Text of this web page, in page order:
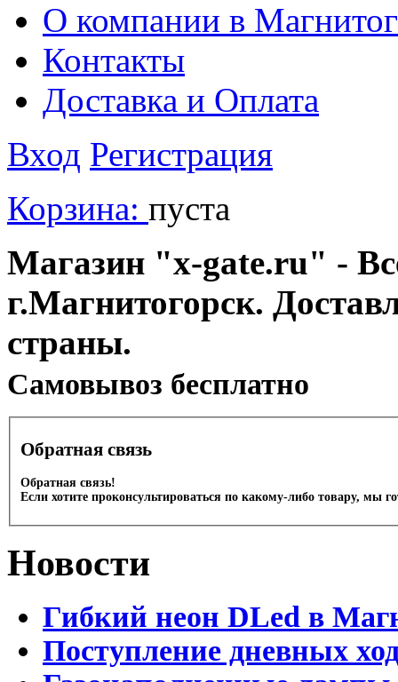
О компании в
Контакты
Доставка и Оплата
Вход Регистрация
Корзина: пуста
Магазин "x-gate.ru" -
г.Магнитогорск.
страны.
Cамовывоз бесплатно
Обратная связь
Обратная связь!
Если хотите проконсультироваться по какому-либо товару, мы
Новости
Гибкий неон DLed в
Поступление дневных